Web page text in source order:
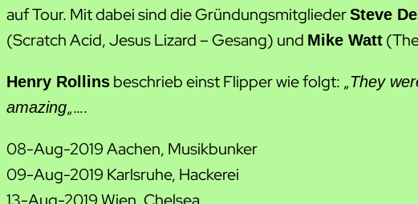
auf Tour. Mit dabei sind die GründungsmitgliederSteve
(Scratch Acid, Jesus Lizard – Gesang) und Mike Watt
Henry Rollins beschrieb einst Flipper wie folgt: „They
amazing„….
08-Aug-2019 Aachen, Musikbunker
09-Aug-2019 Karlsruhe, Hackerei